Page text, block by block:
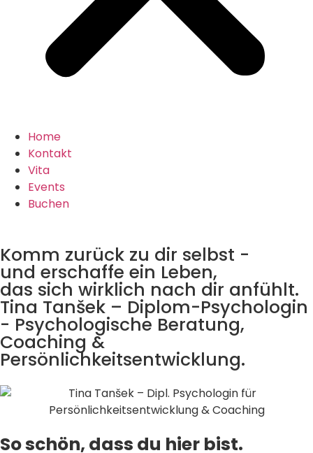
Home
Kontakt
Vita
Events
Buchen
Komm zurück zu dir selbst -
und erschaffe ein Leben,
das sich wirklich nach dir anfühlt.
Tina Tanšek – Diplom-Psychologin
- Psychologische Beratung,
Coaching &
Persönlichkeitsentwicklung.
So schön, dass du hier bist.